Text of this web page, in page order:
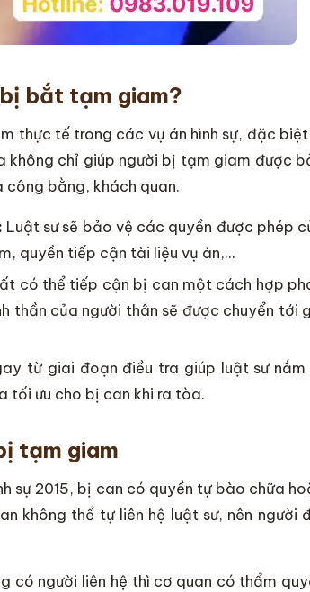
bắt tạm giam?
thực tế trong các vụ án hình sự, đặc
chỉ giúp người bị tạm giam được
bằng, khách quan.
Luật sư sẽ bảo vệ các quyền được phép
quyền tiếp cận tài liệu vụ án,…
có thể tiếp cận bị can một cách hợp
thần của người thân sẽ được chuyển tới
từ giai đoạn điều tra giúp luật sư nắm
tối ưu cho bị can khi ra tòa.
tạm giam
sự 2015, bị can có quyền tự bào chữa
không thể tự liên hệ luật sư, nên người
có người liên hệ thì cơ quan có thẩm